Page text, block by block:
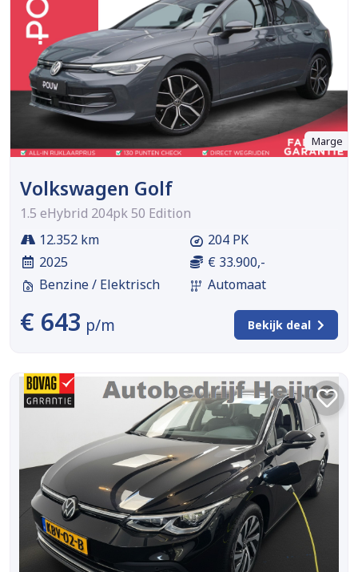
Marge
Volkswagen Golf
1.5 eHybrid 204pk 50 Edition
12.352 km
2025
Benzine / Elektrisch
204 PK
€ 33.900,-
Automaat
€ 643 p/m Bekijk deal